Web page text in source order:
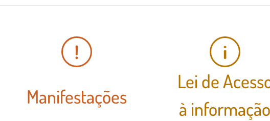
!
Manifestações
i
Lei de
à informação